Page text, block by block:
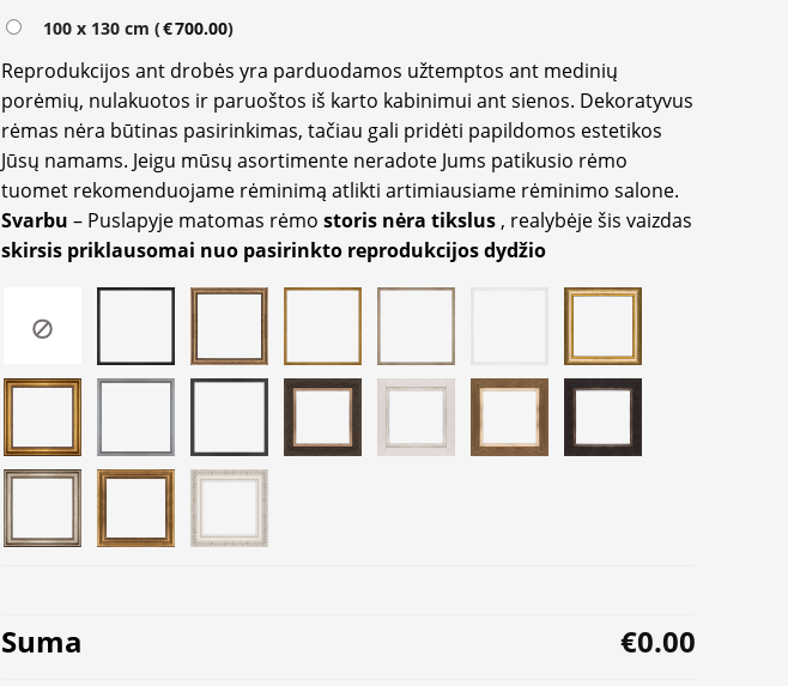
100 x 130 cm (€700.00)
Reprodukcijos ant drobės yra parduodamos užtemptos ant medinių
porėmių, nulakuotos ir paruoštos iš karto kabinimui ant sienos. Dekoratyvus
rėmas nėra būtinas pasirinkimas, tačiau gali pridėti papildomos estetikos
Jūsų namams. Jeigu mūsų asortimente neradote Jums patikusio rėmo
tuomet rekomenduojame rėminimą atlikti artimiausiame rėminimo salone.
Svarbu – Puslapyje matomas rėmo storis nėra tikslus , realybėje šis vaizdas
skirsis priklausomai nuo pasirinkto reprodukcijos dydžio
Suma €0.00